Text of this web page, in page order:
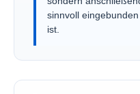
sinnvoll
ist.